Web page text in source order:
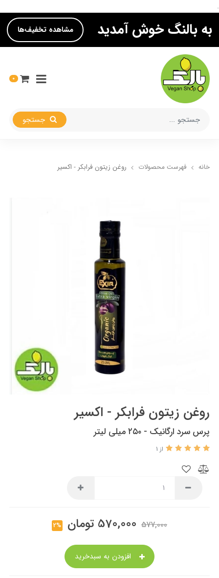
.
به بالنگ خوش آمدید مشاهده تخفیف‌ها
0
خانه فهرست محصولات روغن زیتون فرابکر - اکسیر
روغن زیتون فرابکر - اکسیر
پرس سرد ارگانیک - ۲۵۰ میلی لیتر
از 1
577,000
570,000 تومان 2%